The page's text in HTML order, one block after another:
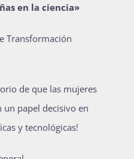
en la ciencia»
Transformación
de que las mujeres
un papel decisivo en
y tecnológicas!